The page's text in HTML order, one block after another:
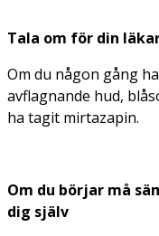
Tala om för din
Om du någon gång
avflagnande hud,
ha tagit mirtazapin.
Om du börjar må
dig själv